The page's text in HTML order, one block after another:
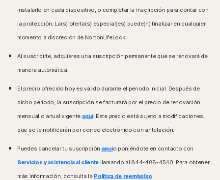
instalarlo en cada dispositivo, o completar la inscripción para contar con
la protección. La(s) oferta(s) especial(es) puede(n) finalizar en cualquier
momento a discreción de NortonLifeLock.
Al suscribirte, adquieres una suscripción permanente que se renovará de
manera automática.
El precio ofrecido hoy es válido durante el periodo inicial. Después de
dicho periodo, la suscripción se facturará por el precio de renovación
mensual o anual vigente aquí. Este precio está sujeto a modificaciones,
que se te notificarán por correo electrónico con antelación.
Puedes cancelar tu suscripción aquío poniéndote en contacto con
Servicios y asistencia al cliente llamando al 844-488-4540. Para obtener
más información, consulta la Política de reembolso.